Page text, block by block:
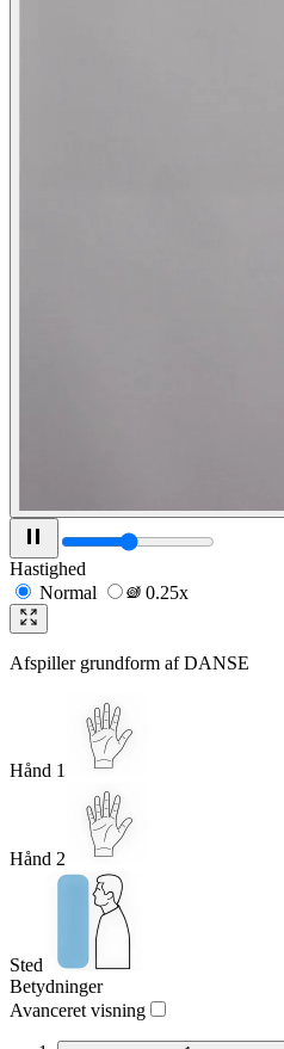
Hastighed
Normal
0.25x
Afspiller grundform afDANSE
Hånd 1
Hånd 2
Sted
Betydninger
Avanceret visning